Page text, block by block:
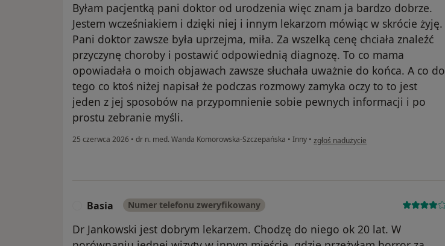
Byłam pacjentką pani doktor od urodzenia więc znam ja bardzo dobrze.
Jestem wcześniakiem i dzięki niej i innym lekarzom mówiąc w skrócie żyję.
Pani doktor zawsze była uprzejma, miła. Za wszelką cenę chciała znaleźć
przyczynę choroby i postawić odpowiednią diagnozę. To co mama
opowiadała o moich objawach zawsze słuchała uważnie do końca. A co do
tego co ktoś niżej napisał że podczas rozmowy zamyka oczy to to jest
jeden z jej sposobów na przypomnienie sobie pewnych informacji i po
prostu zebranie myśli.
25 czerwca 2026 • dr n. med. Wanda Komorowska-Szczepańska • Inny • w opinii użytkownika Nk
zgłoś nadużycie
Basia Numer telefonu zweryfikowany
Dr Jankowski jest dobrym lekarzem. Chodzę do niego ok 20 lat. W